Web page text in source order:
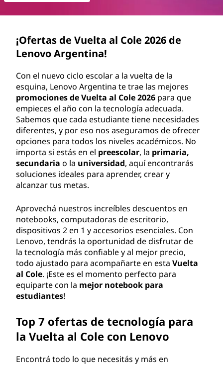
¡Ofertas de Vuelta al Cole 2026 de
Lenovo Argentina!
Con el nuevo ciclo escolar a la vuelta de la
esquina, Lenovo Argentina te trae las mejores
promociones de Vuelta al Cole 2026 para que
empieces el año con la tecnología adecuada.
Sabemos que cada estudiante tiene necesidades
diferentes, y por eso nos aseguramos de ofrecer
opciones para todos los niveles académicos. No
importa si estás en el preescolar, la primaria,
secundaria o la universidad, aquí encontrarás
soluciones ideales para aprender, crear y
alcanzar tus metas.
Aprovechá nuestros increíbles descuentos en
notebooks, computadoras de escritorio,
dispositivos 2 en 1 y accesorios esenciales. Con
Lenovo, tendrás la oportunidad de disfrutar de
la tecnología más confiable y al mejor precio,
todo ajustado para acompañarte en esta Vuelta
al Cole. ¡Este es el momento perfecto para
equiparte con la mejor notebook para
estudiantes!
Top 7 ofertas de tecnología para
la Vuelta al Cole con Lenovo
Encontrá todo lo que necesitás y más en